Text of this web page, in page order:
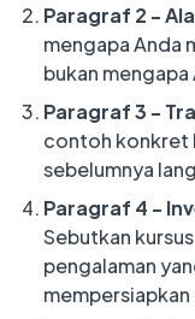
Paragraf 2 -
mengapa Anda
bukan
Paragraf 3 -
contoh konkret
sebelumnya
Paragraf 4 -
Sebutkan
pengalaman
mempersiapkan